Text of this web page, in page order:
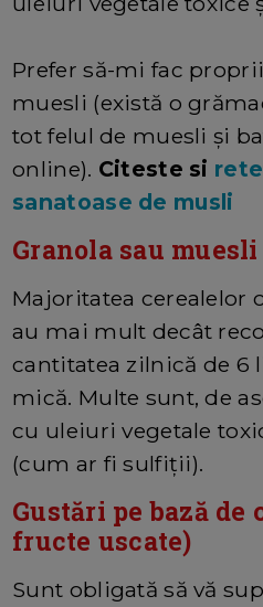
Prefer să-mi fac
muesli (există o
tot felul de muesli și
online). Citeste si
sanatoase de musli
Granola sau muesli
Majoritatea cerealelor
au mai mult decât
cantitatea zilnică de 6
mică. Multe sunt, de
cu uleiuri vegetale
(cum ar fi sulfiții).
Gustări pe bază de
fructe uscate)
Sunt obligată să vă